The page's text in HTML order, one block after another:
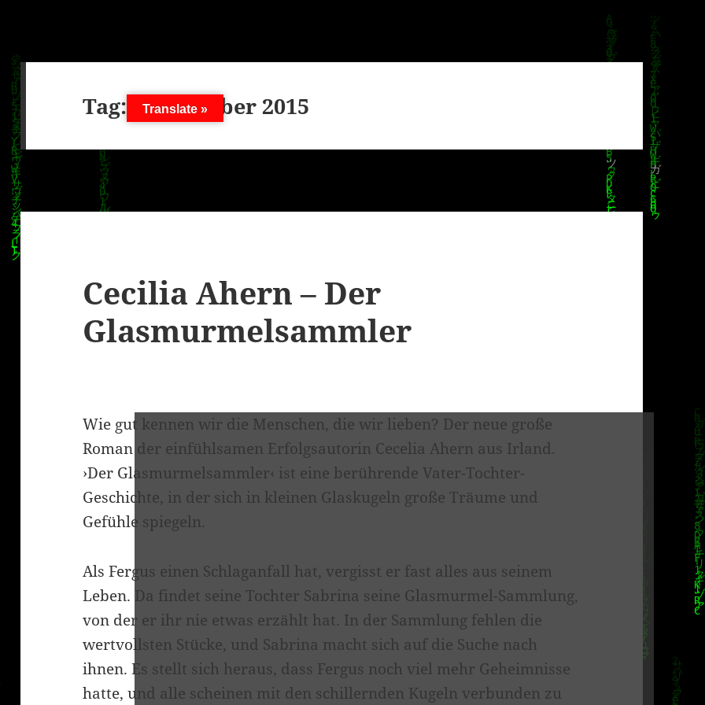
Tag: 20. Oktober 2015
Cecilia Ahern – Der
Glasmurmelsammler
Wie gut kennen wir die Menschen, die wir lieben? Der neue große
Roman der einfühlsamen Erfolgsautorin Cecelia Ahern aus Irland.
›Der Glasmurmelsammler‹ ist eine berührende Vater-Tochter-
Geschichte, in der sich in kleinen Glaskugeln große Träume und
Gefühle spiegeln.
Als Fergus einen Schlaganfall hat, vergisst er fast alles aus seinem
Leben. Da findet seine Tochter Sabrina seine Glasmurmel-Sammlung,
von der er ihr nie etwas erzählt hat. In der Sammlung fehlen die
wertvollsten Stücke, und Sabrina macht sich auf die Suche nach
ihnen. Es stellt sich heraus, dass Fergus noch viel mehr Geheimnisse
hatte, und alle scheinen mit den schillernden Kugeln verbunden zu
Translate »